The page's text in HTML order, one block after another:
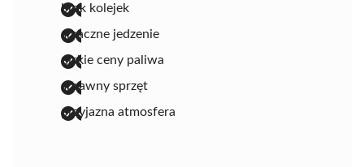
brak kolejek
smaczne jedzenie
niskie ceny paliwa
sprawny sprzęt
przyjazna atmosfera